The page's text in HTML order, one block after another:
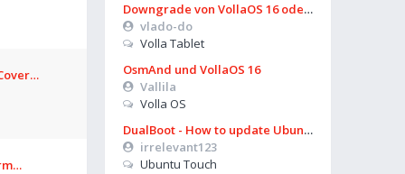
Downgrade von VollaOS 16 oder Formatierung von Userdata (aus UT)
vlado-do
Volla Tablet
OsmAnd und VollaOS 16
Vallila
Volla OS
DualBoot - How to update Ubuntu
irrelevant123
Ubuntu Touch